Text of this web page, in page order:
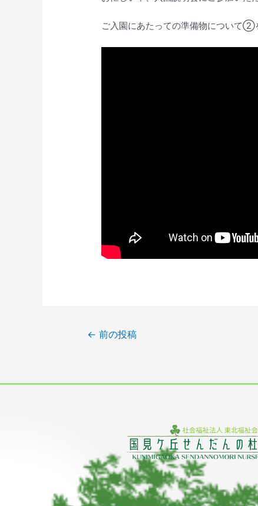
ご入園にあたっての準備物について②
← 前の投稿